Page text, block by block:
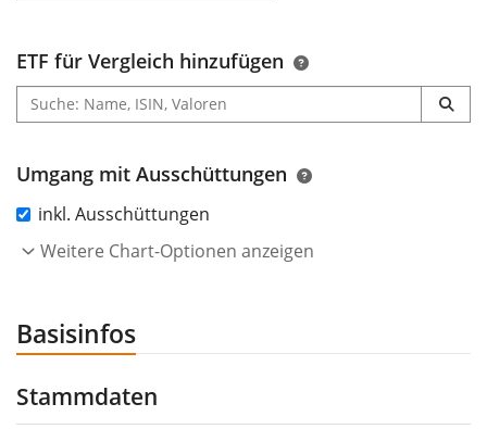
ETF für Vergleich hinzufügen
Umgang mit Ausschüttungen
inkl. Ausschüttungen
Weitere Chart-Optionen anzeigen
Basisinfos
Stammdaten